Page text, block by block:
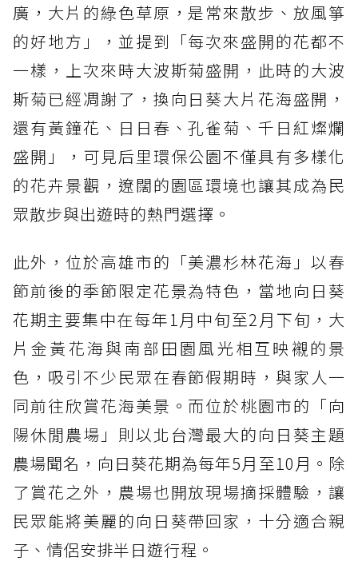
廣，大片的綠色草原，是常來散步、放風箏
的好地方」，並提到「每次來盛開的花都不
一樣，上次來時大波斯菊盛開，此時的大波
斯菊已經凋謝了，換向日葵大片花海盛開，
還有黃鐘花、日日春、孔雀菊、千日紅燦爛
盛開」，可見后里環保公園不僅具有多樣化
的花卉景觀，遼闊的園區環境也讓其成為民
眾散步與出遊時的熱門選擇。
此外，位於高雄市的「美濃杉林花海」以春
節前後的季節限定花景為特色，當地向日葵
花期主要集中在每年1月中旬至2月下旬，大
片金黃花海與南部田園風光相互映襯的景
色，吸引不少民眾在春節假期時，與家人一
同前往欣賞花海美景。而位於桃園市的「向
陽休閒農場」則以北台灣最大的向日葵主題
農場聞名，向日葵花期為每年5月至10月。除
了賞花之外，農場也開放現場摘採體驗，讓
民眾能將美麗的向日葵帶回家，十分適合親
子、情侶安排半日遊行程。